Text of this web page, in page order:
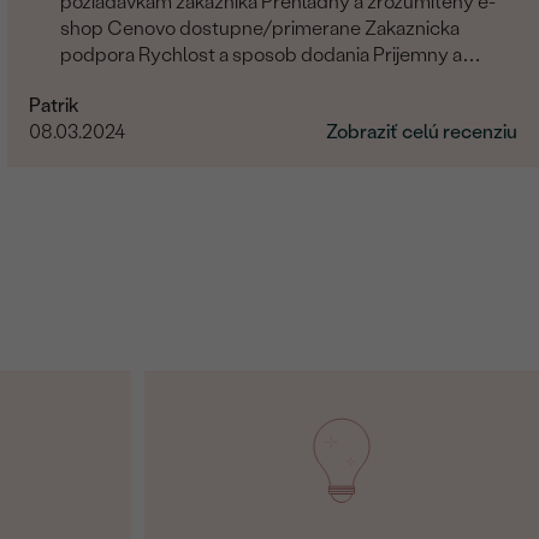
shop Cenovo dostupne/primerane Zakaznicka
podpora Rychlost a sposob dodania Prijemny a
Patrik
08.03.2024
Zobraziť celú recenziu